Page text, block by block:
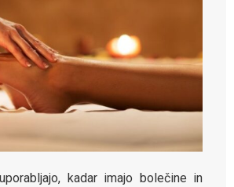
kadar imajo bolečine in